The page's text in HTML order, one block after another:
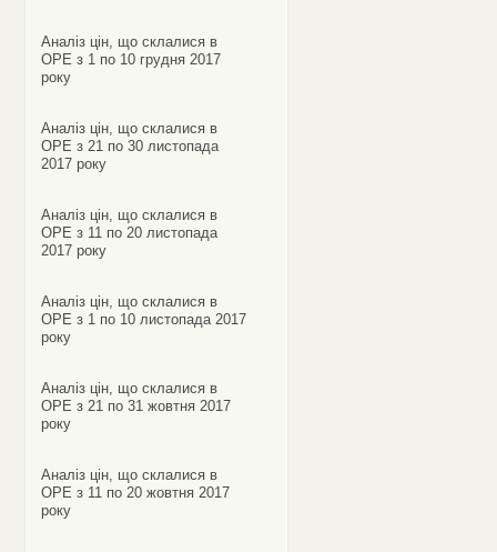
Аналіз цін, що склалися в
ОРЕ з 1 по 10 грудня 2017
року
Аналіз цін, що склалися в
ОРЕ з 21 по 30 листопада
2017 року
Аналіз цін, що склалися в
ОРЕ з 11 по 20 листопада
2017 року
Аналіз цін, що склалися в
ОРЕ з 1 по 10 листопада 2017
року
Аналіз цін, що склалися в
ОРЕ з 21 по 31 жовтня 2017
року
Аналіз цін, що склалися в
ОРЕ з 11 по 20 жовтня 2017
року